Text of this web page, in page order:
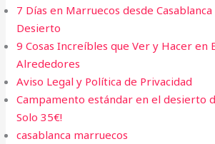
7 Días en Marruecos desde
Desierto
9 Cosas Increíbles que Ver y Hacer en
Alrededores
Aviso Legal y Política de Privacidad
Campamento estándar en el desierto
Solo 35€!
casablanca marruecos